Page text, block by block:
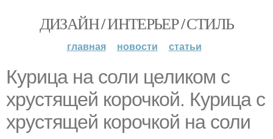
ДИЗАЙН / ИНТЕРЬЕР / СТИЛЬ
главная новости статьи
Курица на соли целиком с
хрустящей корочкой. Курица с
хрустящей корочкой на соли